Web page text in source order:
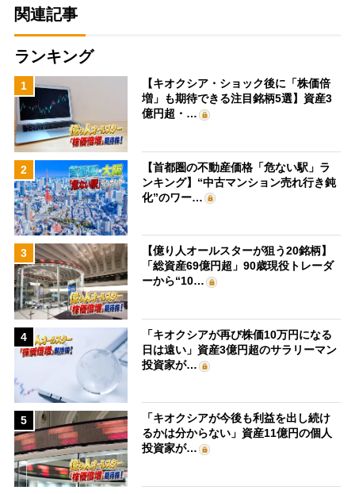
関連記事
ランキング
1
【キオクシア・ショック後に「株価倍
増」も期待できる注目銘柄5選】資産3
億円超・…
2
【首都圏の不動産価格「危ない駅」ラ
ンキング】“中古マンション売れ行き鈍
化”のワー…
3
【億り人オールスターが狙う20銘柄】
「総資産69億円超」90歳現役トレーダ
ーから“10…
4
「キオクシアが再び株価10万円になる
日は遠い」資産3億円超のサラリーマン
投資家が…
5
「キオクシアが今後も利益を出し続け
るかは分からない」資産11億円の個人
投資家が…